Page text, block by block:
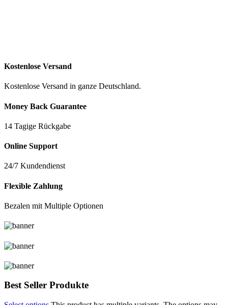
Kostenlose Versand
Kostenlose Versand in ganze Deutschland.
Money Back Guarantee
14 Tagige Rückgabe
Online Support
24/7 Kundendienst
Flexible Zahlung
Bezalen mit Multiple Optionen
Best Seller Produkte